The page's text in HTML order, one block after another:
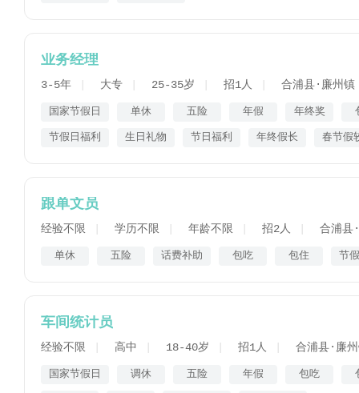
业务经理
3-5年 大专 25-35岁 招1人 合浦县·廉州镇
国家节假日 单休 五险 年假 年终奖
节假日福利 生日礼物 节日福利 年终假长 春节假
跟单文员
经验不限 学历不限 年龄不限 招2人 合浦县
单休 五险 话费补助 包吃 包住 节
车间统计员
经验不限 高中 18-40岁 招1人 合浦县·廉
国家节假日 调休 五险 年假 包吃